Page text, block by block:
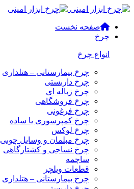
صفحه نخست
چرخ
انواع چرخ
چرخ بیمارستانی – هتلداری
چرخ داربستی
چرخ زباله ای
چرخ فروشگاهی
چرخ فرغونی
چرخ کمپرسوری یا ساده
چرخ لوکس
چرخ مبلمان و وسایل چوبی
چرخ نساجی و کشتارگاهی
ساچمه
قطعات ویلچر
چرخ بیمارستانی – هتلداری